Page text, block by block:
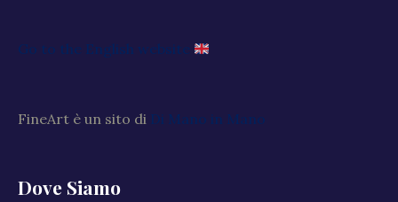
Go to the English website
FineArt è un sito di Di Mano in Mano
Dove Siamo